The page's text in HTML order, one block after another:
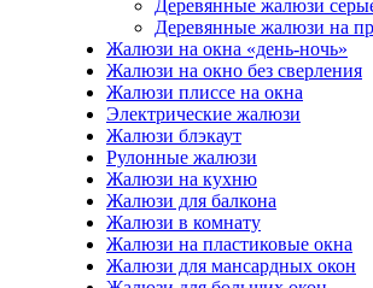
Деревянные жалюзи
Деревянные жалюзи на
Жалюзи на окна «день-ночь»
Жалюзи на окно без сверления
Жалюзи плиссе на окна
Электрические жалюзи
Жалюзи блэкаут
Рулонные жалюзи
Жалюзи на кухню
Жалюзи для балкона
Жалюзи в комнату
Жалюзи на пластиковые окна
Жалюзи для мансардных окон